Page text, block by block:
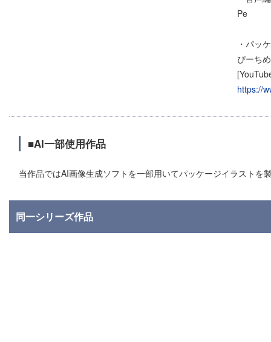
Pe
・パッ
ぴーち
https://
■AI一部使用作品
当作品ではAI画像生成ソフトを一部用いてパッケージイラストを
同一シリーズ作品